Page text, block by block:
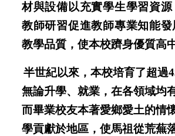
材與設備以充實學生學習資
教師研習促進教師專業知能
教學品質，使本校躋身優質高
半世紀以來，本校培育了超過
無論升學、就業，在各領域均
而畢業校友本著愛鄉愛土的情
學貢獻於地區，使馬祖從荒蕪